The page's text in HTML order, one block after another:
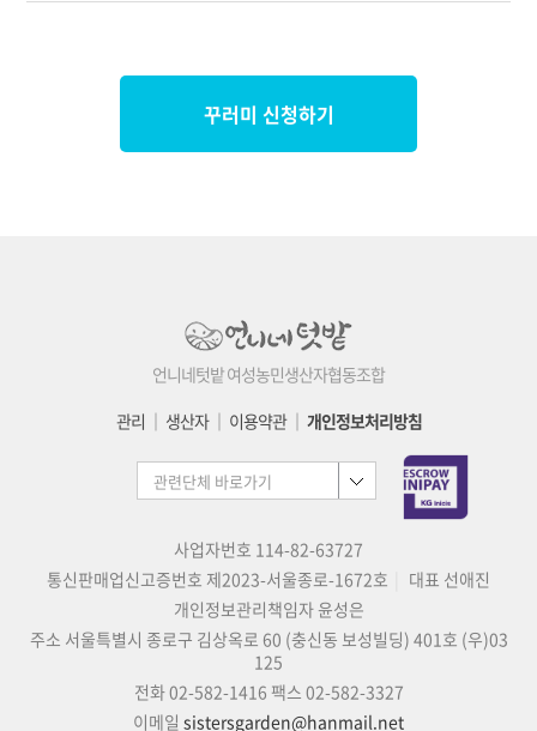
꾸러미 신청하기
언니네텃밭 여성농민생산자협동조합
관리
생산자│ 이용약관│ 개인정보처리방침
사업자번호 114-82-63727
통신판매업신고증번호 제2023-서울종로-1672호
대표 선애진
개인정보관리책임자 윤성은
주소 서울특별시 종로구 김상옥로 60 (충신동 보성빌딩) 401호 (우)03
125
전화 02-582-1416 팩스 02-582-3327
이메일 sistersgarden@hanmail.net